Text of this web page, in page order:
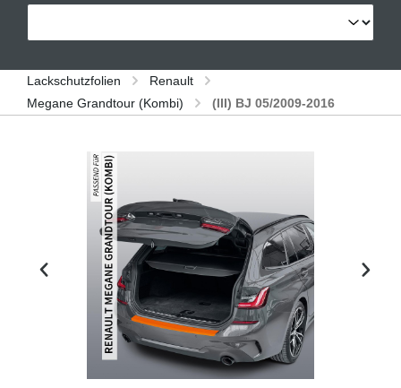
Lackschutzfolien
Renault
Megane Grandtour (Kombi)
(III) BJ 05/2009-2016
Bildergalerie überspringen